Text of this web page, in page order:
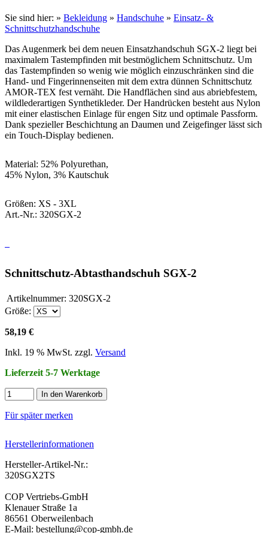
Sie sind hier: » Bekleidung » Handschuhe » Einsatz- &
Schnittschutzhandschuhe
Das Augenmerk bei dem neuen Einsatzhandschuh SGX-2 liegt bei
maximalem Tastempfinden mit bestmöglichem Schnittschutz. Um
das Tastempfinden so wenig wie möglich einzuschränken sind die
Hand- und Fingerinnenseiten mit dem extra dünnen Schnittschutz
AMOR-TEX fest vernäht. Die Handflächen sind aus abriebfestem,
wildlederartigen Synthetikleder. Der Handrücken besteht aus Nylon
mit einer elastischen Einlage für engen Sitz und optimale Passform.
Dank spezieller Beschichtung an Daumen und Zeigefinger lässt sich
ein Touch-Display bedienen.
Material: 52% Polyurethan,
45% Nylon, 3% Kautschuk
Größen: XS - 3XL
Art.-Nr.: 320SGX-2
Schnittschutz-Abtasthandschuh SGX-2
Artikelnummer: 320SGX-2
Größe:
58,19 €
Inkl. 19 % MwSt. zzgl. Versand
Lieferzeit 5-7 Werktage
In den Warenkorb
Für später merken
Herstellerinformationen
Hersteller-Artikel-Nr.:
320SGX2TS
COP Vertriebs-GmbH
Klenauer Straße 1a
86561 Oberweilenbach
E-Mail: bestellung@cop-gmbh.de